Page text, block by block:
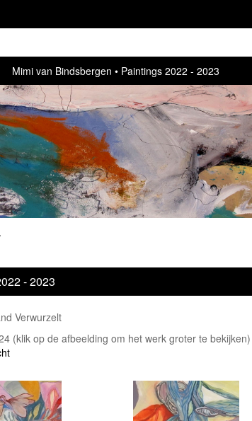
Mimi van Bindsbergen Paintings 2022 - 2023
.
- 2023
Verwurzelt
(klik op de afbeelding om het werk groter te bekijken)